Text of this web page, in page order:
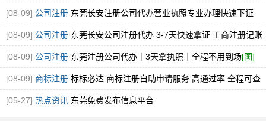
[08-09] 公司注册 东莞长安注册公司代办营业执照专业办理快速下证
[图]
[08-09] 公司注册 东莞长安公司注册代办 3-7天快速拿证 工商注册记账
一站式服 [图]
[08-09] 公司注册 东莞注册公司代办｜3天拿执照｜全程不用到场[图]
[08-09] 商标注册 标标必达 商标注册自助申请服务 高通过率 全程可查
企业品牌 [图]
[05-27] 热点资讯 东莞免费发布信息平台